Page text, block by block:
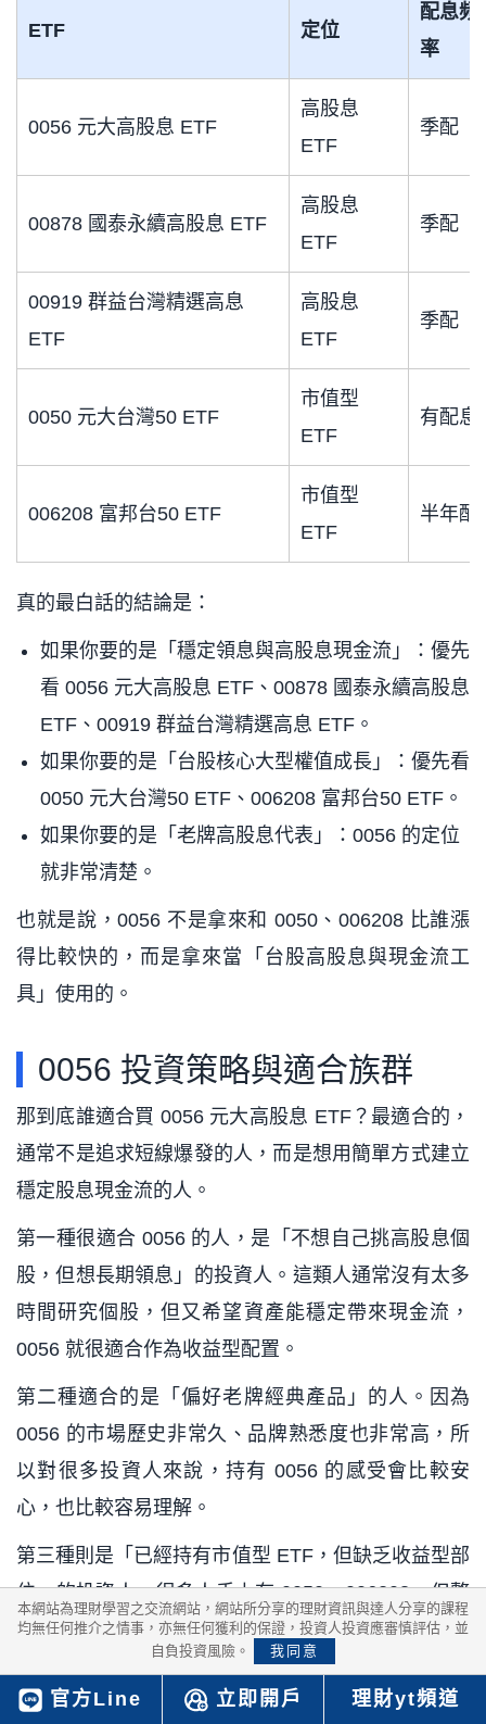
官方Line 立即開戶 理財yt頻道
ETF 定位
配息頻
率
0056 元大高股息 ETF
高股息
ETF
季配
00878 國泰永續高股息 ETF
高股息
ETF
季配
00919 群益台灣精選高息
ETF
高股息
ETF
季配
0050 元大台灣50 ETF
市值型
ETF
有配息
006208 富邦台50 ETF
市值型
ETF
半年配
真的最白話的結論是：
如果你要的是「穩定領息與高股息現金流」：優先
看 0056 元大高股息 ETF、00878 國泰永續高股息
ETF、00919 群益台灣精選高息 ETF。
如果你要的是「台股核心大型權值成長」：優先看
0050 元大台灣50 ETF、006208 富邦台50 ETF。
如果你要的是「老牌高股息代表」：0056 的定位
就非常清楚。
也就是說，0056 不是拿來和 0050、006208 比誰漲
得比較快的，而是拿來當「台股高股息與現金流工
具」使用的。
0056 投資策略與適合族群
那到底誰適合買 0056 元大高股息 ETF？最適合的，
通常不是追求短線爆發的人，而是想用簡單方式建立
穩定股息現金流的人。
第一種很適合 0056 的人，是「不想自己挑高股息個
股，但想長期領息」的投資人。這類人通常沒有太多
時間研究個股，但又希望資產能穩定帶來現金流，
0056 就很適合作為收益型配置。
第二種適合的是「偏好老牌經典產品」的人。因為
0056 的市場歷史非常久、品牌熟悉度也非常高，所
以對很多投資人來說，持有 0056 的感受會比較安
心，也比較容易理解。
第三種則是「已經持有市值型 ETF，但缺乏收益型部
位」的投資人。很多人手上有 0050、006208，但整
體組合太偏成長型，這時候把 0056 加進來，整體資
產配置會更完整，也更兼顧現金流。
本網站為理財學習之交流網站，網站所分享的理財資訊與達人分享的課程
均無任何推介之情事，亦無任何獲利的保證，投資人投資應審慎評估，並
自負投資風險。
我同意